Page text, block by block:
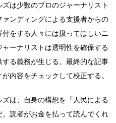
は少数のプロのジャーナリスト
ンディングによる支援者からの
をする人々には扱ってほしいニ
ーナリストは透明性を確保する
る義務が生じる。最終的な記事
内容をチェックして校正する。
ズは、自身の構想を「人民による
読者がお金を払って読んでくれ